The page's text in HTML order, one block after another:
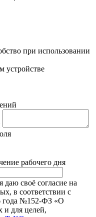
при использовании
устройстве
рабочего дня
своё согласие на
в соответствии с
года №152-ФЗ «О
и для целей,